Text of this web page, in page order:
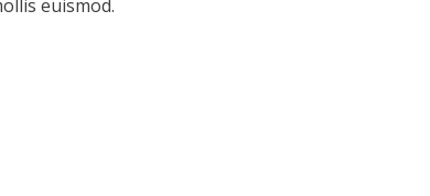
euismod.